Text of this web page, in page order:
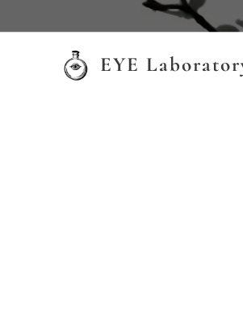
EYE